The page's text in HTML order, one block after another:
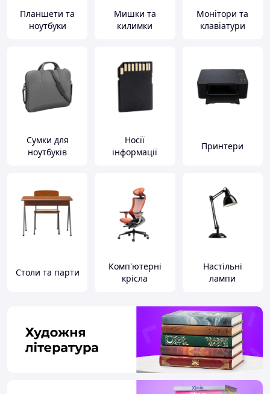
Планшети та
ноутбуки
Мишки та
килимки
Монітори та
клавіатури
Сумки для
ноутбуків
Носії
інформації
Принтери
Столи та парти
Комп'ютерні
крісла
Настільні
лампи